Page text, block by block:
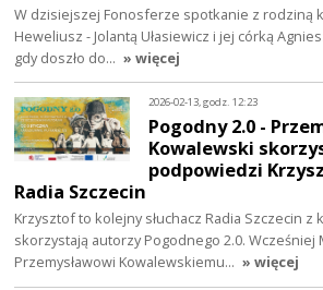
W dzisiejszej Fonosferze spotkanie z rodziną
Heweliusz - Jolantą Ułasiewicz i jej córką
gdy doszło do… » więcej
2026-02-13, godz. 12:23
Pogodny 2.0 -
Kowalewski
podpowiedzi
Radia Szczecin
Krzysztof to kolejny słuchacz Radia Szczecin
skorzystają autorzy Pogodnego 2.0. Wcześniej
Przemysławowi Kowalewskiemu… » więcej